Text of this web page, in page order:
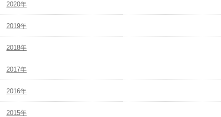
2020年
2019年
2018年
2017年
2016年
2015年